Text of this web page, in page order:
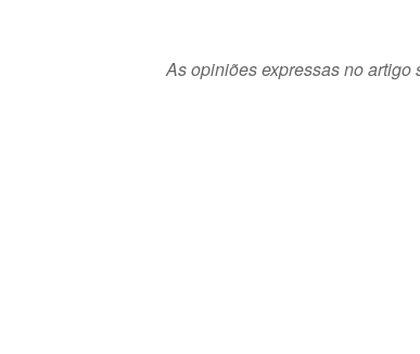
As opiniões expressas no